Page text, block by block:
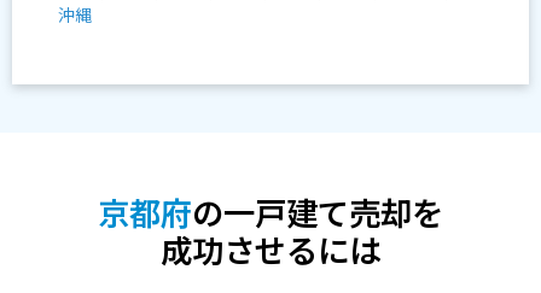
沖縄
京都府の一戸建て売却を
成功させるには